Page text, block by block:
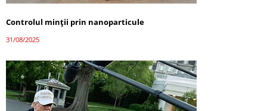
Controlul minții prin nanoparticule
31/08/2025